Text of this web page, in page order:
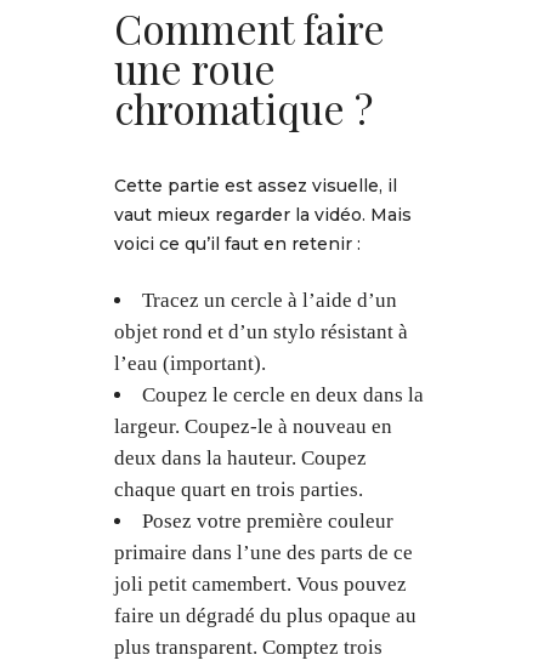
Comment faire
une roue
chromatique ?
Cette partie est assez visuelle, il
vaut mieux regarder la vidéo. Mais
voici ce qu’il faut en retenir :
Tracez un cercle à l’aide d’un
objet rond et d’un stylo résistant à
l’eau (important).
Coupez le cercle en deux dans la
largeur. Coupez-le à nouveau en
deux dans la hauteur. Coupez
chaque quart en trois parties.
Posez votre première couleur
primaire dans l’une des parts de ce
joli petit camembert. Vous pouvez
faire un dégradé du plus opaque au
plus transparent. Comptez trois